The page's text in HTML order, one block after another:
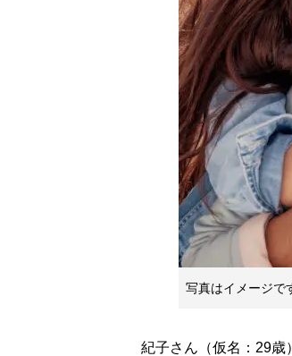
写真はイメージで
紀子さん（仮名：29歳